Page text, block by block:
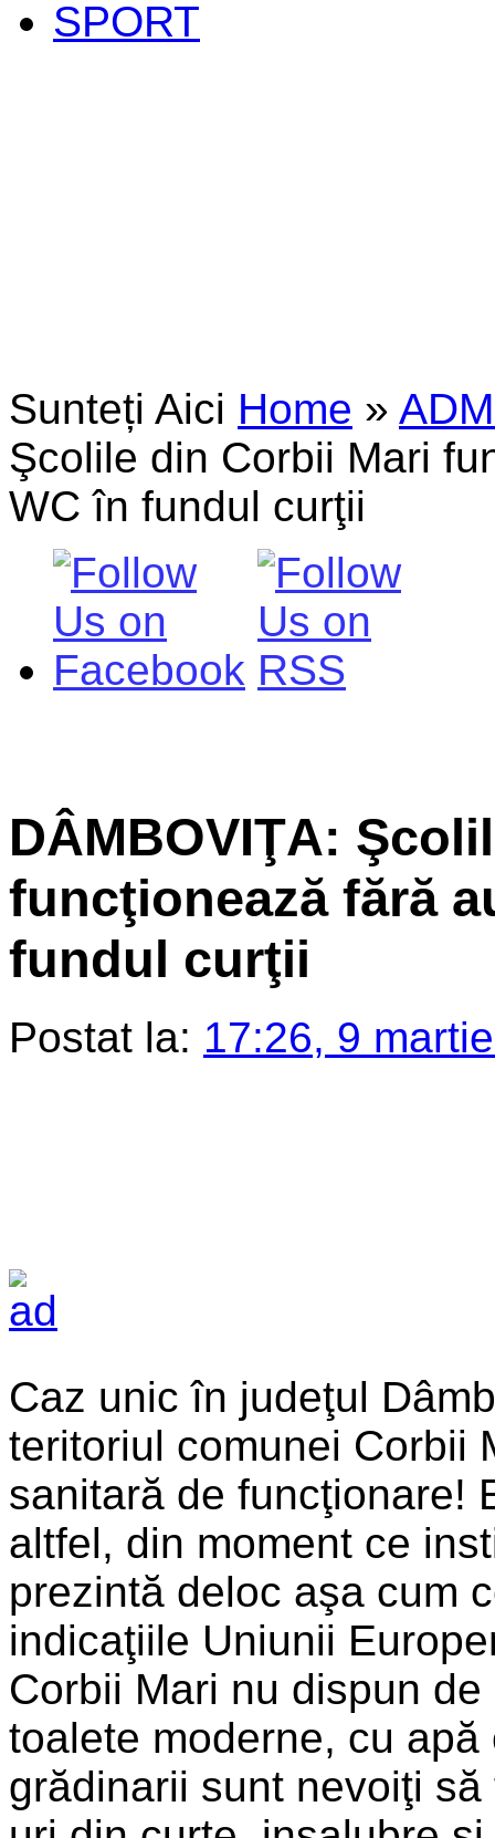
SPORT
Sunteți Aici Home »
Şcolile din Corbii Mari
WC în fundul curţii
DÂMBOVIŢA:
funcţionează fără
fundul curţii
Postat la: 17:26, 9
Caz unic în judeţul
teritoriul comunei Corbii
sanitară de funcţionare!
altfel, din moment ce
prezintă deloc aşa cum
indicaţiile Uniunii
Corbii Mari nu dispun
toalete moderne, cu
grădinarii sunt nevoiţi